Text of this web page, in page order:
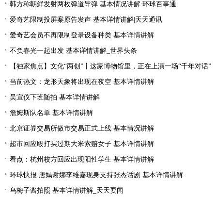
韩方称朝鲜发射两枚弹道导弹 基本情况讲解:环球百事通
爱奇艺限制投屏案原告发声 基本详情讲解|天天通讯
爱奇艺会员不再限制登录设备种类 基本详情讲解
不负春光一起出发 基本详情讲解_世界头条
【独家焦点】文化“两创”丨这家博物馆里，正在上演一场“千年对话”
当前热文：龙形天象将出现在夜空 基本详情讲解
吴宣仪下班随拍 基本详情讲解
詹姆斯队名单 基本详情讲解
北京证券交易所做市交易正式上线 基本情况讲解
超市回应殴打买过期大米索赔女子 基本详情讲解
看点：杭州校方回应出现阳性学生 基本详情讲解
环球快报:唐嫣谢娜李维嘉现身支持张杰话剧 基本详情讲解
乌梅子酱拍照 基本详情讲解_天天要闻